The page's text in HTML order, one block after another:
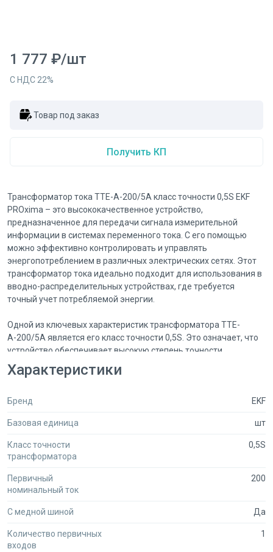
1 777 ₽/шт
С НДС 22%
Товар под заказ
Получить КП
Трансформатор тока ТТЕ-А-200/5А класс точности 0,5S EKF
PROxima – это высококачественное устройство,
предназначенное для передачи сигнала измерительной
информации в системах переменного тока. С его помощью
можно эффективно контролировать и управлять
энергопотреблением в различных электрических сетях. Этот
трансформатор тока идеально подходит для использования в
вводно-распределительных устройствах, где требуется
точный учет потребляемой энергии.
Одной из ключевых характеристик трансформатора ТТЕ-
А-200/5А является его класс точности 0,5S. Это означает, что
устройство обеспечивает высокую степень точности
измерений, что особенно важно для систем учета
электроэнергии. Высокая точность позволяет
оптимизировать расходы на электроэнергию. В условиях
использование высококачественных трансформаторов тока
становится необходимостью.
переменного тока с номинальной частотой 50 Гц и
номинальным напряжением до 660 В. Это делает его
коммерческих объектов. Устройство может быть
использовано как в новых, так и в существующих системах, что
обеспечивает его широкую применимость.
Характеристики
Бренд EKF
Базовая единица шт
Класс точности
трансформатора
0,5S
Первичный
номинальный ток
200
С медной шиной Да
Количество первичных
входов
1